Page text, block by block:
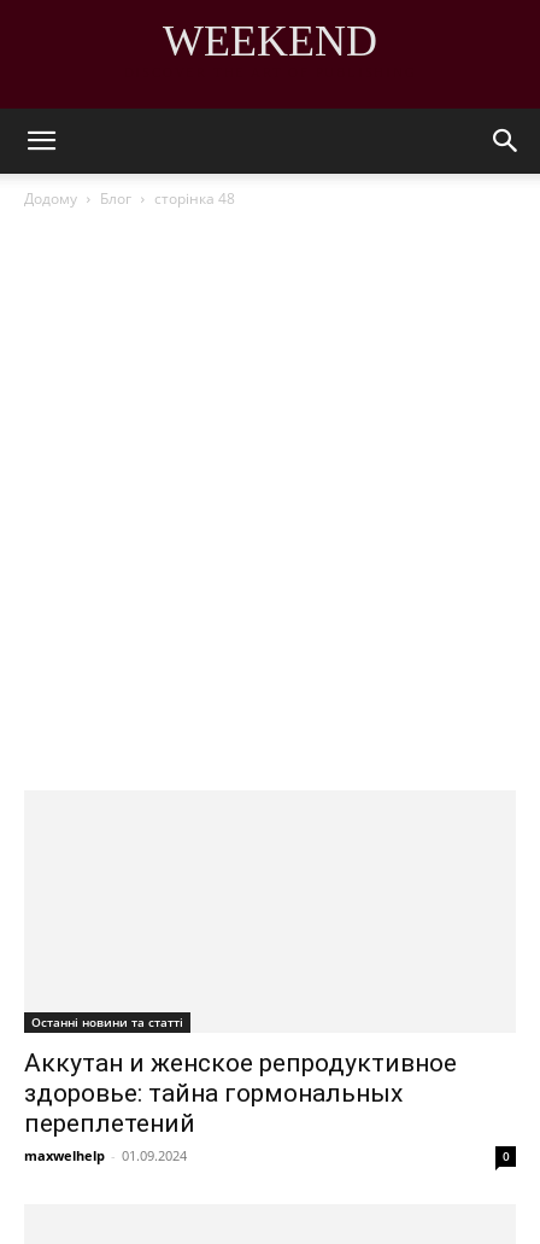
WEEKEND
Додому Блог сторінка 48
Останні новини та статті
Аккутан и женское репродуктивное
здоровье: тайна гормональных
переплетений
maxwelhelp - 01.09.2024 0